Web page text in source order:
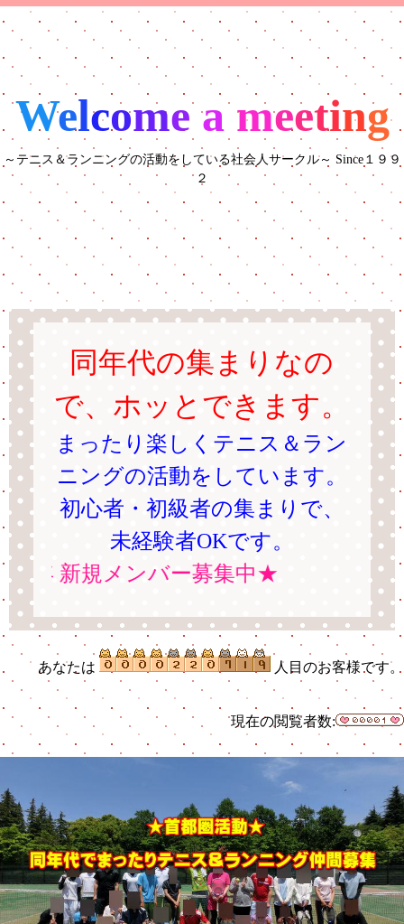
Welcome a meeting
～テニス＆ランニングの活動をしている社会人サークル～ Since１９９
２
同年代の集まりなの
で、ホッとできます。
まったり楽しくテニス＆ラン
ニングの活動をしています。
初心者・初級者の集まりで、
未経験者OKです。
新規メンバー募集中★
あなたは 人目のお客様です。
現在の閲覧者数: